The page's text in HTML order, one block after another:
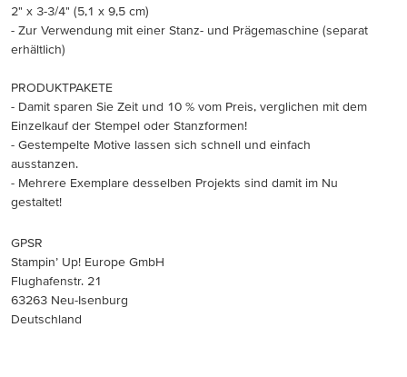
2" x 3-3/4" (5,1 x 9,5 cm)
- Zur Verwendung mit einer Stanz- und Prägemaschine (separat
erhältlich)
PRODUKTPAKETE
- Damit sparen Sie Zeit und 10 % vom Preis, verglichen mit dem
Einzelkauf der Stempel oder Stanzformen!
- Gestempelte Motive lassen sich schnell und einfach
ausstanzen.
- Mehrere Exemplare desselben Projekts sind damit im Nu
gestaltet!
GPSR
Stampin’ Up! Europe GmbH
Flughafenstr. 21
63263 Neu-Isenburg
Deutschland